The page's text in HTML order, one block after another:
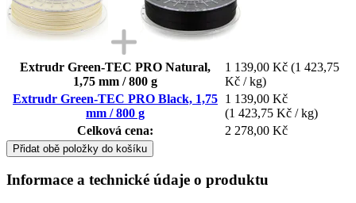
Extrudr Green-TEC PRO Natural,
1,75 mm / 800 g
1 139,00 Kč (1 423,75
Kč / kg)
Extrudr Green-TEC PRO Black, 1,75
mm / 800 g
1 139,00 Kč
(1 423,75 Kč / kg)
Celková cena:
2 278,00 Kč
Přidat obě položky do košíku
Informace a technické údaje o produktu